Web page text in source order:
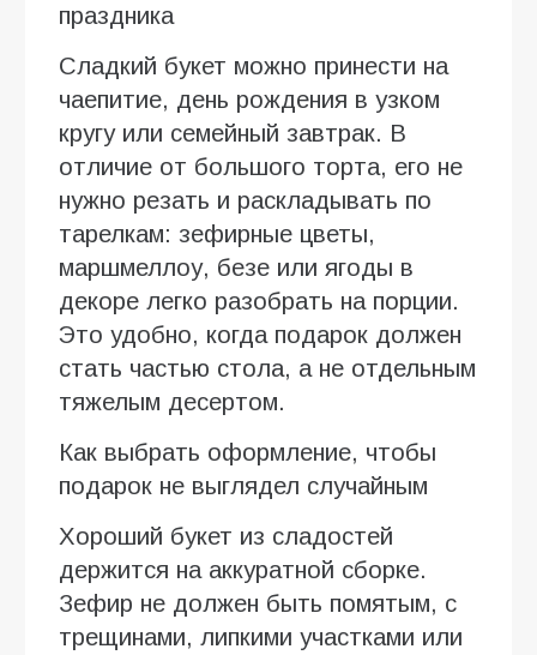
праздника
Сладкий букет можно принести на
чаепитие, день рождения в узком
кругу или семейный завтрак. В
отличие от большого торта, его не
нужно резать и раскладывать по
тарелкам: зефирные цветы,
маршмеллоу, безе или ягоды в
декоре легко разобрать на порции.
Это удобно, когда подарок должен
стать частью стола, а не отдельным
тяжелым десертом.
Как выбрать оформление, чтобы
подарок не выглядел случайным
Хороший букет из сладостей
держится на аккуратной сборке.
Зефир не должен быть помятым, с
трещинами, липкими участками или